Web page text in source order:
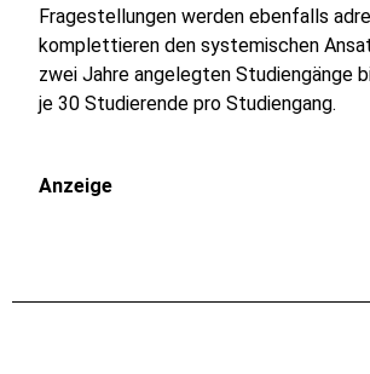
Fragestellungen werden ebenfalls
komplettieren den systemischen
zwei Jahre angelegten Studiengänge
je 30 Studierende pro Studiengang.
Anzeige